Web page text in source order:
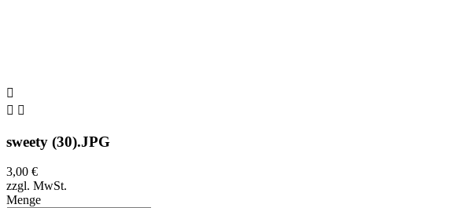

 
sweety (30).JPG
3,00 €
zzgl. MwSt.
Menge